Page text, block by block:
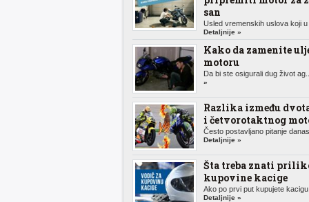
san
Usled vremenskih uslova koji
Detaljnije »
Kako da zamenite
motoru
Da bi ste osigurali dug život
»
Razlika između
i četvorotaktnog
Često postavljano pitanje
Detaljnije »
Šta treba znati
kupovine kacige
Ako po prvi put kupujete
Detaljnije »